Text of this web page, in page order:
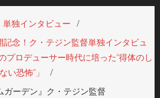
単独インタビュー
記念！ク・テジン監督単独インタビュ
プロデューサー時代に培った“得体のし
い恐怖”」
ガーデン』ク・テジン監督